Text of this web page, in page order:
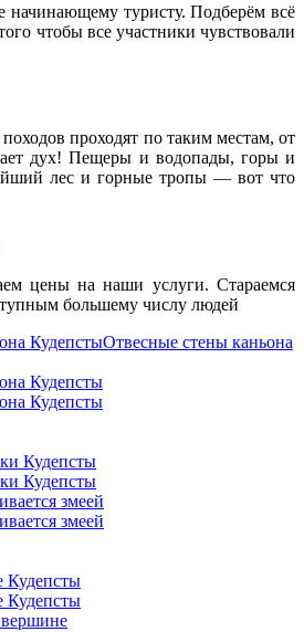
туристу. Подберём всё
чтобы все участники чувствовали
проходят по таким местам, от
дух! Пещеры и водопады, горы и
лес и горные тропы — вот что
цены на наши услуги. Стараемся
большему числу людей
Отвесные стены каньона